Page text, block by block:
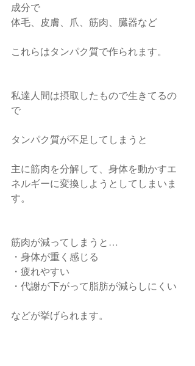
成分で
体毛、皮膚、爪、筋肉、臓器など
これらはタンパク質で作られます。
私達人間は摂取したもので生きてるの
で
タンパク質が不足してしまうと
主に筋肉を分解して、身体を動かすエ
ネルギーに変換しようとしてしまいま
す。
筋肉が減ってしまうと…
・身体が重く感じる
・疲れやすい
・代謝が下がって脂肪が減らしにくい
などが挙げられます。